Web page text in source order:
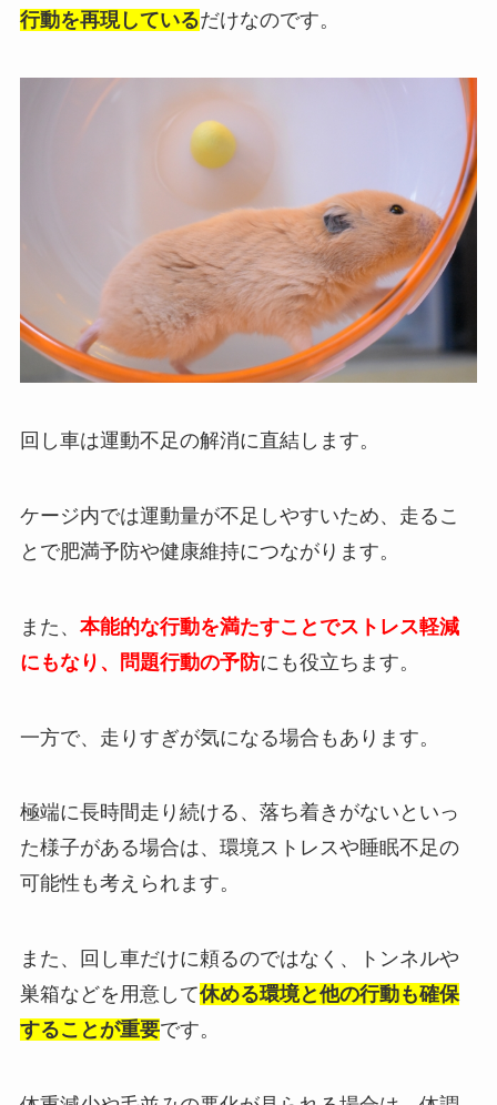
行動を再現しているだけなのです。
回し車は運動不足の解消に直結します。
ケージ内では運動量が不足しやすいため、走るこ
とで肥満予防や健康維持につながります。
また、 本能的な行動を満たすことでストレス軽減
にもなり、問題行動の予防にも役立ちます。
一方で、走りすぎが気になる場合もあります。
極端に長時間走り続ける、落ち着きがないといっ
た様子がある場合は、環境ストレスや睡眠不足の
可能性も考えられます。
また、回し車だけに頼るのではなく、トンネルや
巣箱などを用意して休める環境と他の行動も確保
することが重要です。